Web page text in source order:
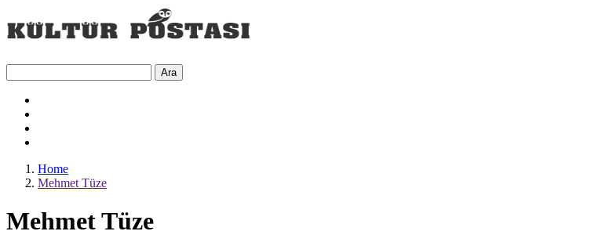
Ara
Home
Mehmet Tüze
Mehmet Tüze